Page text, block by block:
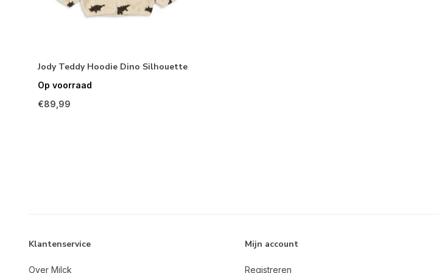
Jody Teddy Hoodie Dino Silhouette
Op voorraad
€89,99
Klantenservice
Over Milck
Mijn account
Registreren